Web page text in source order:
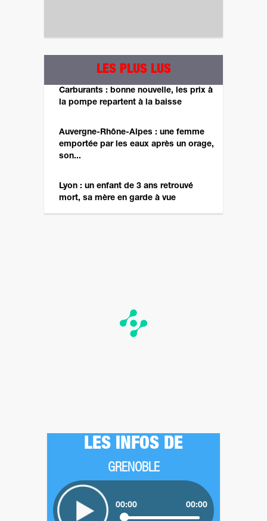
LES PLUS LUS
Carburants : bonne nouvelle, les prix à
la pompe repartent à la baisse
Auvergne-Rhône-Alpes : une femme
emportée par les eaux après un orage,
son...
Lyon : un enfant de 3 ans retrouvé
mort, sa mère en garde à vue
LES INFOS DE
GRENOBLE
00:00 00:00